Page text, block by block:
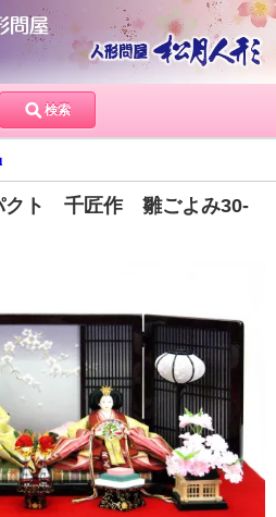
検索
クト 千匠作 雛ごよみ30-